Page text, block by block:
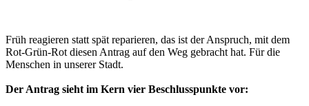
Früh reagieren statt spät reparieren, das ist der Anspruch, mit dem
Rot-Grün-Rot diesen Antrag auf den Weg gebracht hat. Für die
Menschen in unserer Stadt.
Der Antrag sieht im Kern vier Beschlusspunkte vor: